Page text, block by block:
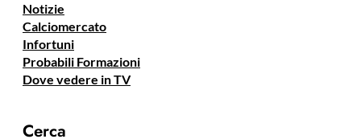
Notizie
Calciomercato
Infortuni
Probabili Formazioni
Dove vedere in TV
Cerca